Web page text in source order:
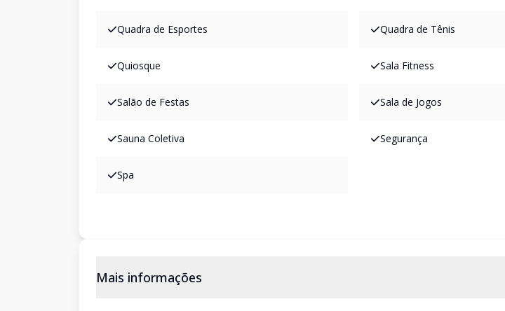
Quadra de Esportes Quadra de Tênis
Quiosque Sala Fitness
Salão de Festas Sala de Jogos
Sauna Coletiva Segurança
Spa
Mais informações